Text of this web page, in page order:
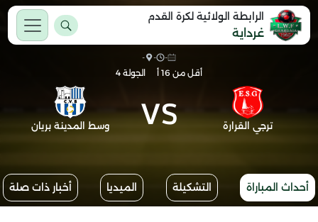
الرابطة الولائية لكرة القدم
غرداية
-
-
-
أقل من 16 أ
الجولة 4
ترجي القرارة VS وسط المدينة بريان
أحداث المباراة التشكيلة الميديا أخبار ذات صلة